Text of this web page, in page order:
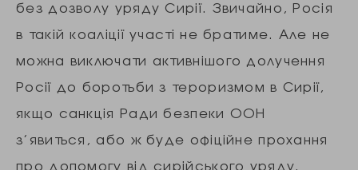
без дозволу уряду Сирії. Звичайно, Росія
в такій коаліції участі не братиме. Але не
можна виключати активнішого долучення
Росії до боротьби з тероризмом в Сирії,
якщо санкція Ради безпеки ООН
з’явиться, або ж буде офіційне прохання
про допомогу від сирійського уряду.